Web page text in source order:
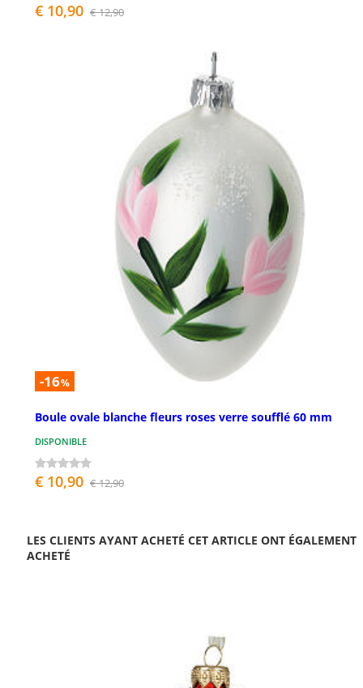
€ 10,90 € 12,90
-16%
Boule ovale blanche fleurs roses verre soufflé 60 mm
DISPONIBLE
€ 10,90 € 12,90
LES CLIENTS AYANT ACHETÉ CET ARTICLE ONT ÉGALEMENT
ACHETÉ